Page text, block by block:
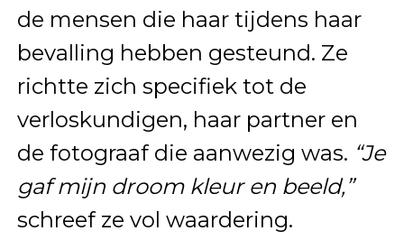
de mensen die haar tijdens haar
bevalling hebben gesteund. Ze
richtte zich specifiek tot de
verloskundigen, haar partner en
de fotograaf die aanwezig was. “Je
gaf mijn droom kleur en beeld,”
schreef ze vol waardering.